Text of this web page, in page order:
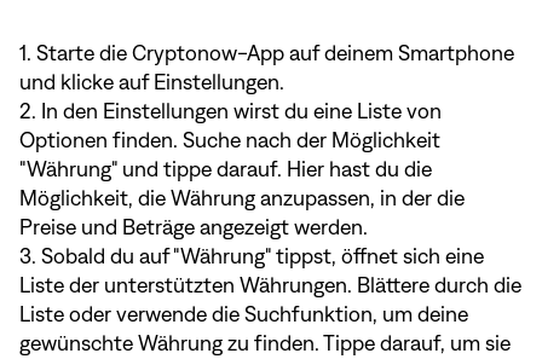
1. Starte die Cryptonow-App auf deinem Smartphone
und klicke auf Einstellungen.
2. In den Einstellungen wirst du eine Liste von
Optionen finden. Suche nach der Möglichkeit
"Währung" und tippe darauf. Hier hast du die
Möglichkeit, die Währung anzupassen, in der die
Preise und Beträge angezeigt werden.
3. Sobald du auf "Währung" tippst, öffnet sich eine
Liste der unterstützten Währungen. Blättere durch die
Liste oder verwende die Suchfunktion, um deine
gewünschte Währung zu finden. Tippe darauf, um sie